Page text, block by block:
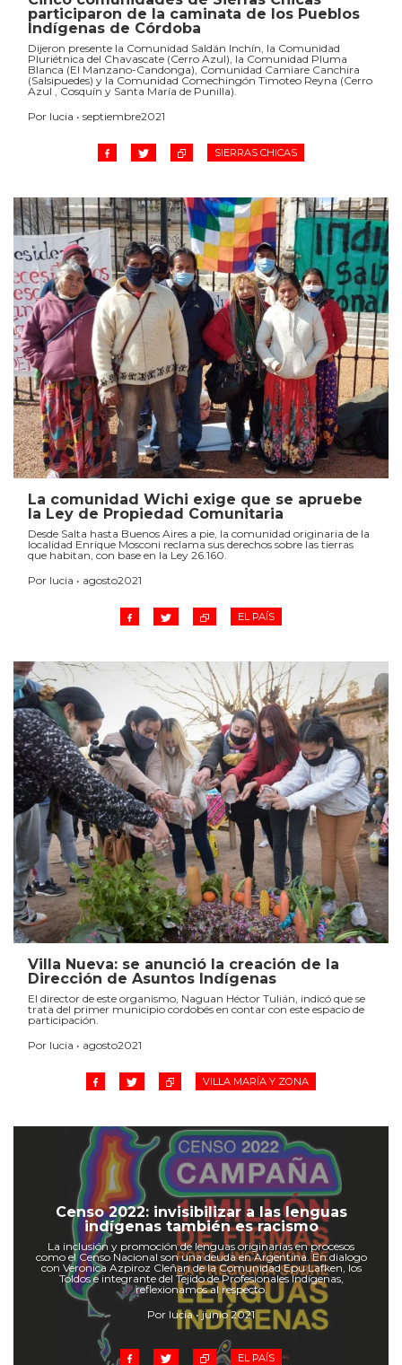
participaron de la caminata de los Pueblos
Indígenas de Córdoba
Dijeron presente la Comunidad Saldán Inchín, la Comunidad
Pluriétnica del Chavascate (Cerro Azul), la Comunidad Pluma
Blanca (El Manzano-Candonga), Comunidad Camiare Canchira
(Salsipuedes) y la Comunidad Comechingón Timoteo Reyna (Cerro
Azul , Cosquín y Santa María de Punilla).
Por lucia • septiembre2021
SIERRAS CHICAS
La comunidad Wichi exige que se apruebe
la Ley de Propiedad Comunitaria
Desde Salta hasta Buenos Aires a pie, la comunidad originaria de la
localidad Enrique Mosconi reclama sus derechos sobre las tierras
que habitan, con base en la Ley 26.160.
Por lucia • agosto2021
EL PAÍS
Villa Nueva: se anunció la creación de la
Dirección de Asuntos Indígenas
El director de este organismo, Naguan Héctor Tulián, indicó que se
trata del primer municipio cordobés en contar con este espacio de
participación.
Por lucia • agosto2021
VILLA MARÍA Y ZONA
Censo 2022: invisibilizar a las lenguas
indígenas también es racismo
La inclusión y promoción de lenguas originarias en procesos
como el Censo Nacional son una deuda en Argentina. En dialogo
con Veronica Azpiroz Cleñan de la Comunidad Epu Lafken, los
Toldos e integrante del Tejido de Profesionales Indígenas,
reflexionamos al respecto.
Por lucia • junio 2021
EL PAÍS